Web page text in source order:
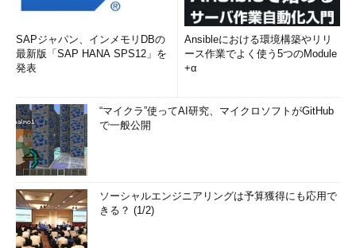
SAPジャパン、インメモリDBの
最新版「SAP HANA SPS12」を
発表
Ansibleにおける環境構築やリリ
ース作業でよく使う5つのModule
+α
“マイクラ”使ってAI研究、マイクロソフトがGitHub
で一般公開
ソーシャルエンジニアリングは予算獲得にも応用で
きる？ (1/2)